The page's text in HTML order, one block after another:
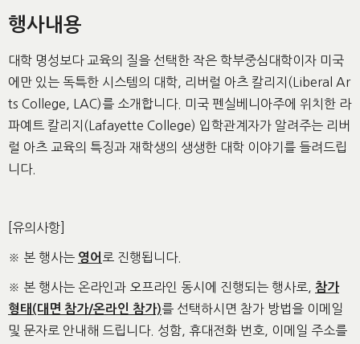
행사내용
대학 명성보다 교육의 질을 선택한 작은 학부중심대학이자 미국
에만 있는 독특한 시스템의 대학, 리버럴 아츠 칼리지(Liberal Ar
ts College, LAC)를 소개합니다. 미국 펜실베니아주에 위치한 라
파예트 칼리지(Lafayette College) 입학관계자가 알려주는 리버
럴 아츠 교육의 특징과 재학생의 생생한 대학 이야기를 들려드립
니다.
[유의사항]
※ 본 행사는 영어 로 진행됩니다.
※ 본 행사는 온라인과 오프라인 동시에 진행되는 행사로, 참가
형태(대면 참가/온라인 참가)를 선택하시면 참가 방법을 이메일
및 문자로 안내해 드립니다. 성함, 휴대전화 번호, 이메일 주소를